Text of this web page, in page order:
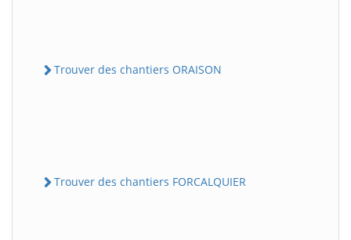
Trouver des chantiers ORAISON
Trouver des chantiers FORCALQUIER